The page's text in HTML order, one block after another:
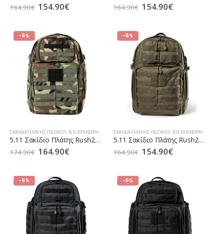
164.90€ 154.90€ 164.90€ 154.90€
-6%
ΣΑΚΊΔΙΑ ΠΛΆΤΗΣ ΠΕΖΙΚΟΎ, 5.11,ΕΠΙΧΕΙΡΗΣΙΑΚΆ ΣΑΚΊΔΙΑ TACTICAL ,ΣΑΚΊΔΙΑ / ΣΑΚ ΒΟΥΑΓΙΆΖ
5.11 Σακίδιο Πλάτης Rush24 2.0 37lt Woodland (56563WL)
174.90€ 164.90€
-6%
ΣΑΚΊΔΙΑ ΠΛΆΤΗΣ ΠΕΖΙΚΟΎ, 5.11,ΕΠΙΧΕΙΡΗΣΙΑΚΆ ΣΑΚΊΔΙΑ TACTICAL
5.11 Σακίδιο Πλάτης Rush24 2.0 37lt Ranger Green (56563)
164.90€ 154.90€
-5% -5%